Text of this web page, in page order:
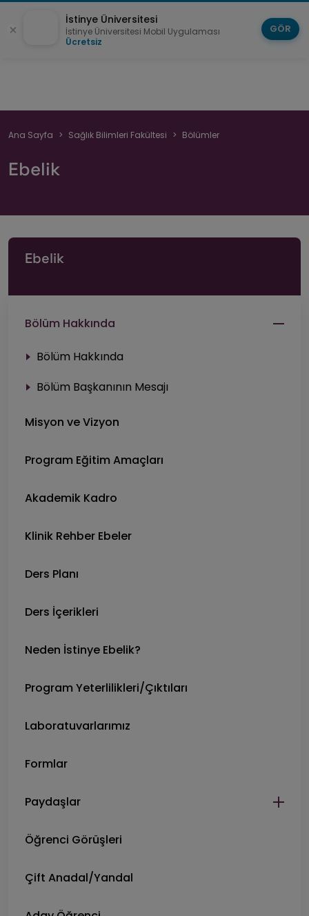
Sayfa
Ana Sayfa Sağlık Bilimleri Fakültesi Bölümler
Ebelik
Ebelik
Bölüm Hakkında
Bölüm Hakkında
Bölüm Başkanının Mesajı
Misyon ve Vizyon
Program Eğitim Amaçları
Akademik Kadro
Klinik Rehber Ebeler
Ders Planı
Ders İçerikleri
Neden İstinye Ebelik?
Program Yeterlilikleri/Çıktıları
Laboratuvarlarımız
Formlar
Paydaşlar
Öğrenci Görüşleri
Çift Anadal/Yandal
İstinye Üniversitesi
İstinye Üniversitesi Mobil Uygulaması
Ücretsiz
GÖR